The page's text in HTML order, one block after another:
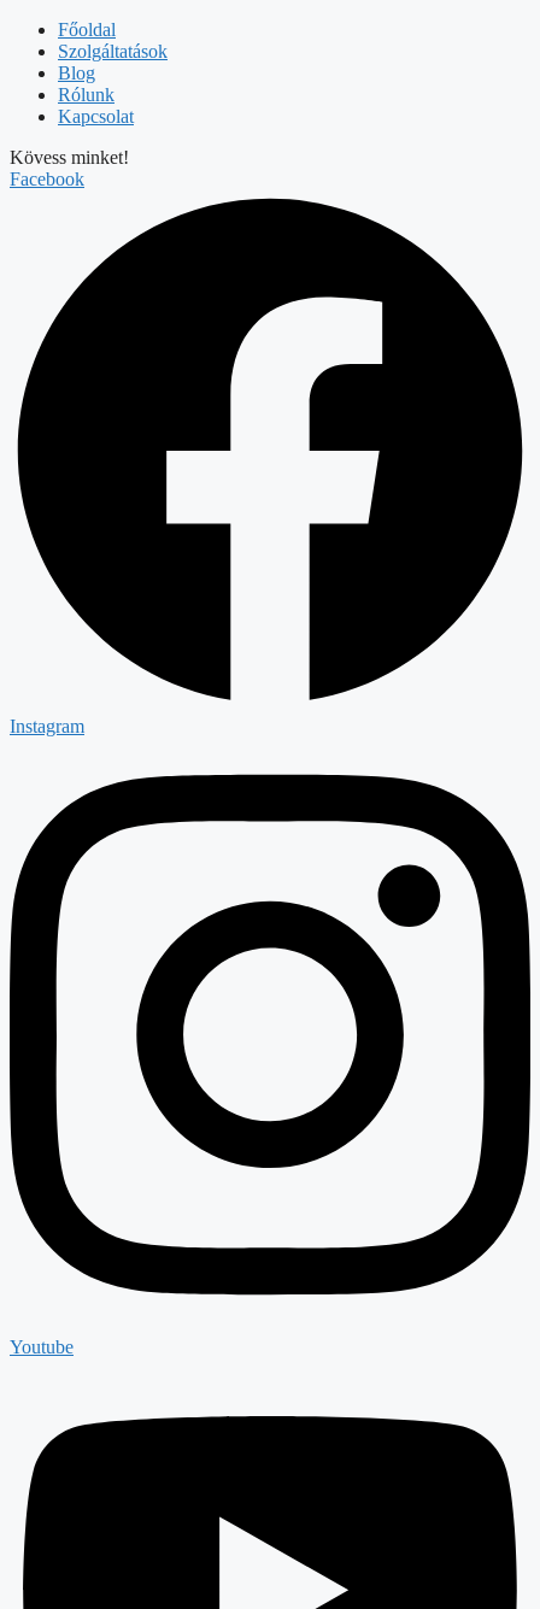
Főoldal
Szolgáltatások
Blog
Rólunk
Kapcsolat
Kövess minket!
Facebook
Instagram
Youtube